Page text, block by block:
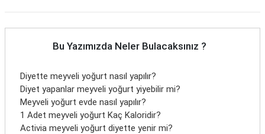
Bu Yazımızda Neler Bulacaksınız ?
Diyette meyveli yoğurt nasıl yapılır?
Diyet yapanlar meyveli yoğurt yiyebilir mi?
Meyveli yoğurt evde nasıl yapılır?
1 Adet meyveli yoğurt Kaç Kaloridir?
Activia meyveli yoğurt diyette yenir mi?